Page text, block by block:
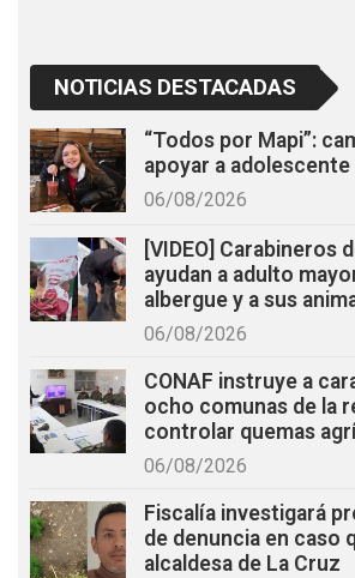
NOTICIAS DESTACADAS
“Todos por Mapi”:
apoyar a
06/08/2026
[VIDEO] Carabineros
ayudan a adulto
albergue y a sus
06/08/2026
CONAF instruye a
ocho comunas de la
controlar quemas
06/08/2026
Fiscalía investigará
de denuncia en caso
alcaldesa de La Cruz